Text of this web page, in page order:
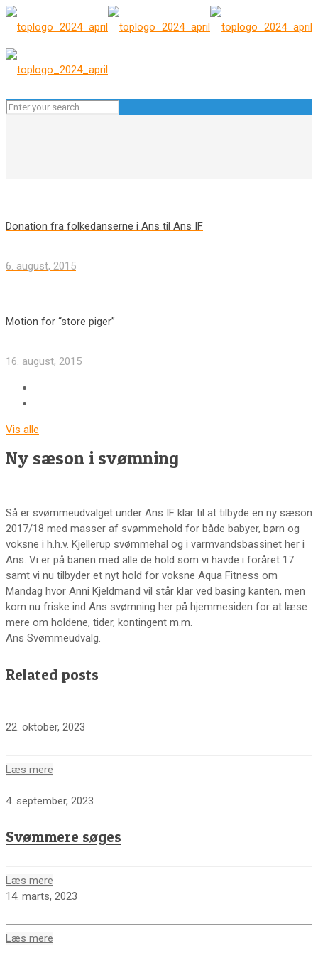
Donation fra folkedanserne i Ans til Ans IF
6. august, 2015
Motion for “store piger”
16. august, 2015
Vis alle
Ny sæson i svømning
Så er svømmeudvalget under Ans IF klar til at tilbyde en ny sæson
2017/18 med masser af svømmehold for både babyer, børn og
voksne i h.h.v. Kjellerup svømmehal og i varmvandsbassinet her i
Ans. Vi er på banen med alle de hold som vi havde i foråret 17
samt vi nu tilbyder et nyt hold for voksne Aqua Fitness om
Mandag hvor Anni Kjeldmand vil står klar ved basing kanten, men
kom nu friske ind Ans svømning her på hjemmesiden for at læse
mere om holdene, tider, kontingent m.m.
Ans Svømmeudvalg.
Related posts
22. oktober, 2023
Læs mere
4. september, 2023
Svømmere søges
Læs mere
14. marts, 2023
Læs mere